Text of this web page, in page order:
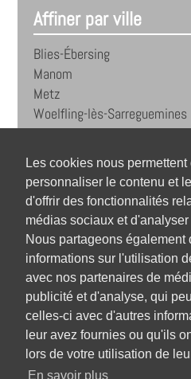
Les cookies nous permettent
personnaliser le contenu et
d'offrir des fonctionnalités
médias sociaux et d'analyser
Nous partageons également
informations sur l'utilisation
avec nos partenaires de
publicité et d'analyse, qui
celles-ci avec d'autres
leur avez fournies ou qu'ils
lors de votre utilisation de
En savoir plus
Affiner par ville
Blies-Ébersing
Manom
Metz
Woelfling-lès-Sarreguemines
Référentiel